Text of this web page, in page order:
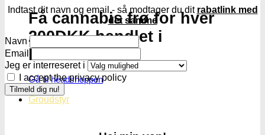
Få cannabis frø for hver
200DKK handlet i
Gå til headshoppen
Groudstyr
Indtast dit navn og email - så modtager du dit rabatlink med
det samme
Navn
Email
Jeg er interreseret i
I accept the privacy policy